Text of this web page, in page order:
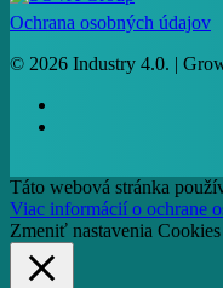
Ochrana osobných údajov
© 2026 Industry 4.0. |
Táto webová stránka
Viac informácií o ochrane
Zmeniť nastavenia Cookies